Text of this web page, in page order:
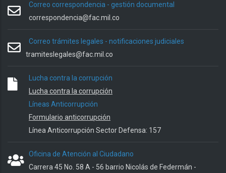
Correo correspondencia - gestión documental
correspondencia@fac.mil.co
Correo trámites legales - notificaciones judiciales
tramiteslegales@fac.mil.co
Lucha contra la corrupción
Lucha contra la corrupción
Líneas Anticorrupción
Formulario anticorrupción
Línea Anticorrupción Sector Defensa: 157
Oficina de Atención al Ciudadano
Carrera 45 No. 58 A - 56 barrio Nicolás de Federmán -